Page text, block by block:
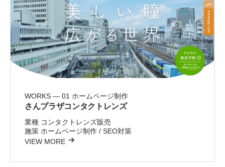
WORKS — 01 ホームページ制作
さんプラザコンタクトレンズ
業種 コンタクトレンズ販売
施策 ホームページ制作 / SEO対策
VIEW MORE